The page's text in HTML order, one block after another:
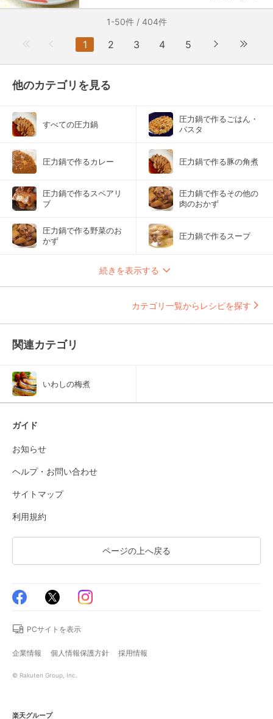
1-50件 / 404件
1 2 3 4 5
他のカテゴリを見る
すべての圧力鍋
圧力鍋で作るごはん・
パスタ
圧力鍋で作るカレー 圧力鍋で作る豚の角煮
圧力鍋で作るスペアリ
ブ
圧力鍋で作るその他の
肉のおかず
圧力鍋で作る野菜のお
かず
圧力鍋で作るスープ
続きを表示する
カテゴリ一覧からレシピを探す
関連カテゴリ
いわしの梅煮
ガイド
お知らせ
ヘルプ・お問い合わせ
サイトマップ
利用規約
ページの上へ戻る
PCサイトを表示
企業情報 個人情報保護方針 採用情報
© Rakuten Group, Inc.
楽天グループ